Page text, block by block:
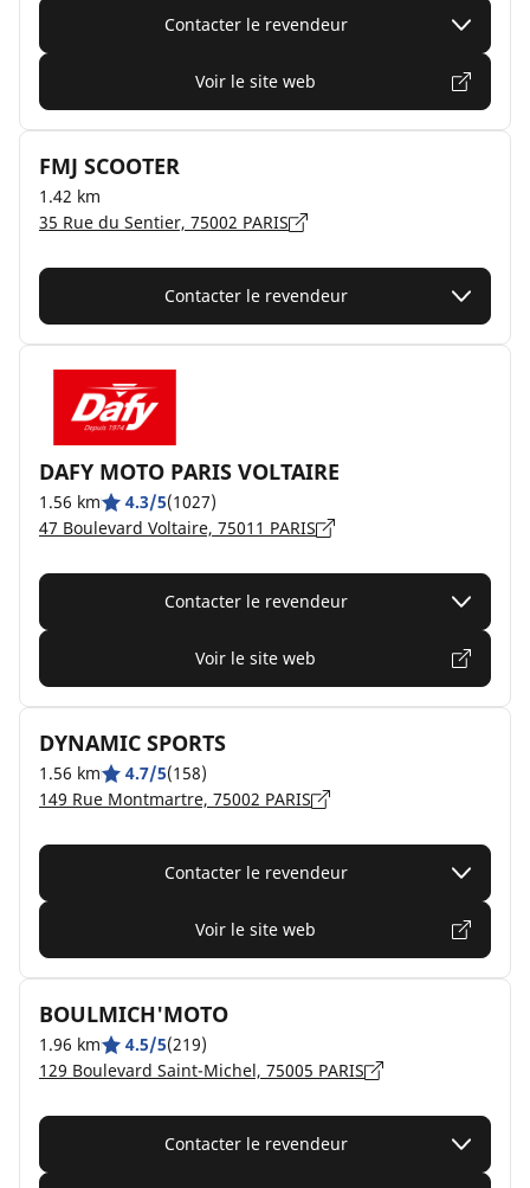
Contacter le revendeur
Voir le site web
FMJ SCOOTER
1.42 km
35 Rue du Sentier, 75002 PARIS
Contacter le revendeur
DAFY MOTO PARIS VOLTAIRE
1.56 km 4.3/5(1027)
47 Boulevard Voltaire, 75011 PARIS
Contacter le revendeur
Voir le site web
DYNAMIC SPORTS
1.56 km 4.7/5(158)
149 Rue Montmartre, 75002 PARIS
Contacter le revendeur
Voir le site web
BOULMICH'MOTO
1.96 km 4.5/5(219)
129 Boulevard Saint-Michel, 75005 PARIS
Contacter le revendeur